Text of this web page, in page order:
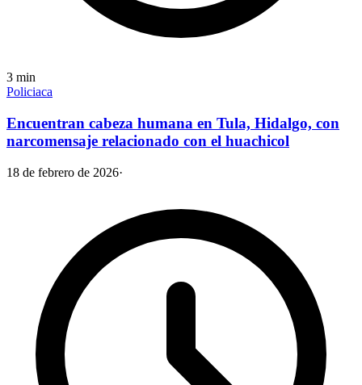
3 min
Policiaca
Encuentran cabeza humana en Tula, Hidalgo, con
narcomensaje relacionado con el huachicol
18 de febrero de 2026·